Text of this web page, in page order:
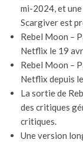
mi-2024, et
Scargiver est
Rebel Moon –
Netflix le 19
Rebel Moon –
Netflix depuis
La sortie de
des critiques
critiques.
Une version